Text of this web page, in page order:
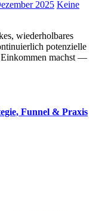
2025 Keine
potenzielle
Einkommen machst —
Funnel & Praxis